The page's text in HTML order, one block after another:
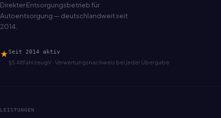
Direkter Entsorgungsbetrieb für
Autoentsorgung — deutschlandweit seit
2014.
★ Seit 2014 aktiv
§5 AltfahrzeugV · Verwertungsnachweis bei jeder Übergabe
LEISTUNGEN